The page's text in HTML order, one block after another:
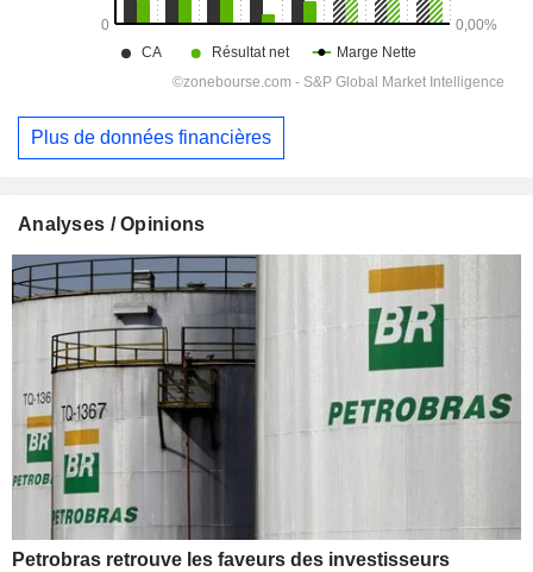
Plus de données financières
Analyses / Opinions
Petrobras retrouve les faveurs des investisseurs